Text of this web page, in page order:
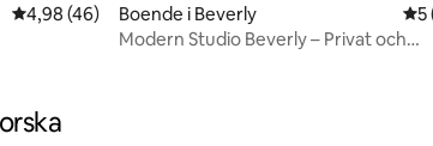
4,98 av 5 i genomsnittligt betyg, 46 omdömen
4,98 (46)
Boende i Beverly 55
Modern Studio Beverly – Privat och